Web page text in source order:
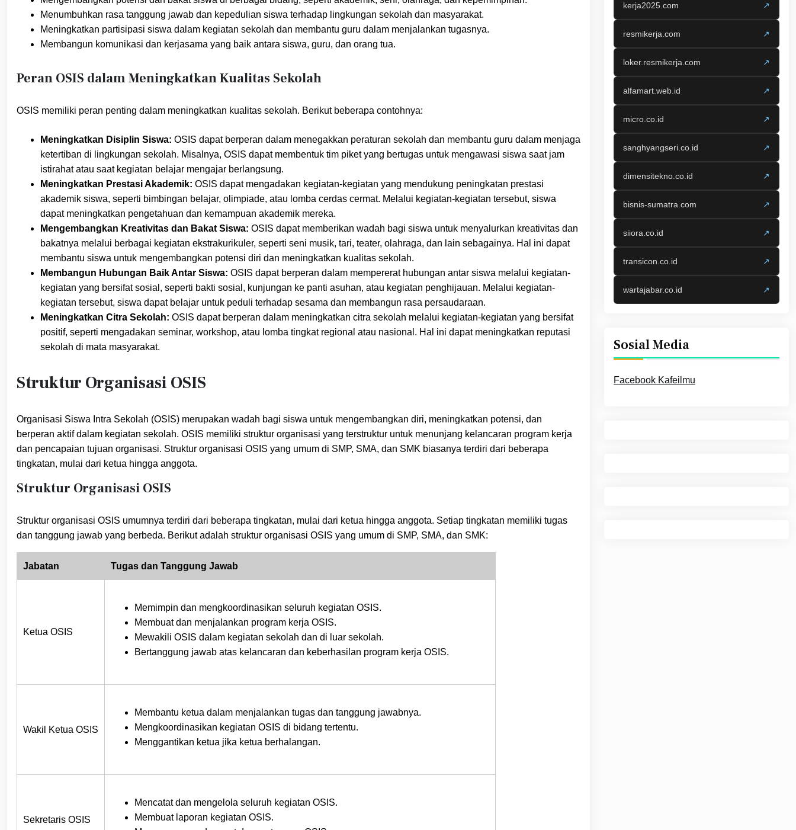
Menumbuhkan rasa tanggung jawab dan kepedulian siswa terhadap lingkungan sekolah dan masyarakat.
Meningkatkan partisipasi siswa dalam kegiatan sekolah dan membantu guru dalam menjalankan tugasnya.
Membangun komunikasi dan kerjasama yang baik antara siswa, guru, dan orang tua.
Peran OSIS dalam Meningkatkan Kualitas Sekolah
OSIS memiliki peran penting dalam meningkatkan kualitas sekolah. Berikut beberapa contohnya:
Meningkatkan Disiplin Siswa: OSIS dapat berperan dalam menegakkan peraturan sekolah dan membantu guru dalam menjaga
ketertiban di lingkungan sekolah. Misalnya, OSIS dapat membentuk tim piket yang bertugas untuk mengawasi siswa saat jam
istirahat atau saat kegiatan belajar mengajar berlangsung.
Meningkatkan Prestasi Akademik: OSIS dapat mengadakan kegiatan-kegiatan yang mendukung peningkatan prestasi
akademik siswa, seperti bimbingan belajar, olimpiade, atau lomba cerdas cermat. Melalui kegiatan-kegiatan tersebut, siswa
dapat meningkatkan pengetahuan dan kemampuan akademik mereka.
Mengembangkan Kreativitas dan Bakat Siswa: OSIS dapat memberikan wadah bagi siswa untuk menyalurkan kreativitas dan
bakatnya melalui berbagai kegiatan ekstrakurikuler, seperti seni musik, tari, teater, olahraga, dan lain sebagainya. Hal ini dapat
membantu siswa untuk mengembangkan potensi diri dan meningkatkan kualitas sekolah.
Membangun Hubungan Baik Antar Siswa: OSIS dapat berperan dalam mempererat hubungan antar siswa melalui kegiatan-
kegiatan yang bersifat sosial, seperti bakti sosial, kunjungan ke panti asuhan, atau kegiatan penghijauan. Melalui kegiatan-
kegiatan tersebut, siswa dapat belajar untuk peduli terhadap sesama dan membangun rasa persaudaraan.
Meningkatkan Citra Sekolah: OSIS dapat berperan dalam meningkatkan citra sekolah melalui kegiatan-kegiatan yang bersifat
positif, seperti mengadakan seminar, workshop, atau lomba tingkat regional atau nasional. Hal ini dapat meningkatkan reputasi
sekolah di mata masyarakat.
Struktur Organisasi OSIS
Organisasi Siswa Intra Sekolah (OSIS) merupakan wadah bagi siswa untuk mengembangkan diri, meningkatkan potensi, dan
berperan aktif dalam kegiatan sekolah. OSIS memiliki struktur organisasi yang terstruktur untuk menunjang kelancaran program kerja
dan pencapaian tujuan organisasi. Struktur organisasi OSIS yang umum di SMP, SMA, dan SMK biasanya terdiri dari beberapa
tingkatan, mulai dari ketua hingga anggota.
Struktur Organisasi OSIS
Struktur organisasi OSIS umumnya terdiri dari beberapa tingkatan, mulai dari ketua hingga anggota. Setiap tingkatan memiliki tugas
dan tanggung jawab yang berbeda. Berikut adalah struktur organisasi OSIS yang umum di SMP, SMA, dan SMK:
Jabatan Tugas dan Tanggung Jawab
Ketua OSIS
Memimpin dan mengkoordinasikan seluruh kegiatan OSIS.
Membuat dan menjalankan program kerja OSIS.
Mewakili OSIS dalam kegiatan sekolah dan di luar sekolah.
Bertanggung jawab atas kelancaran dan keberhasilan program kerja OSIS.
Wakil Ketua OSIS
Membantu ketua dalam menjalankan tugas dan tanggung jawabnya.
Mengkoordinasikan kegiatan OSIS di bidang tertentu.
Menggantikan ketua jika ketua berhalangan.
Sekretaris OSIS
Mencatat dan mengelola seluruh kegiatan OSIS.
Membuat laporan kegiatan OSIS.
kerja2025.com ↗
resmikerja.com ↗
loker.resmikerja.com ↗
alfamart.web.id ↗
micro.co.id ↗
sanghyangseri.co.id ↗
dimensitekno.co.id ↗
bisnis-sumatra.com ↗
siiora.co.id ↗
transicon.co.id ↗
wartajabar.co.id ↗
Sosial Media
Facebook Kafeilmu